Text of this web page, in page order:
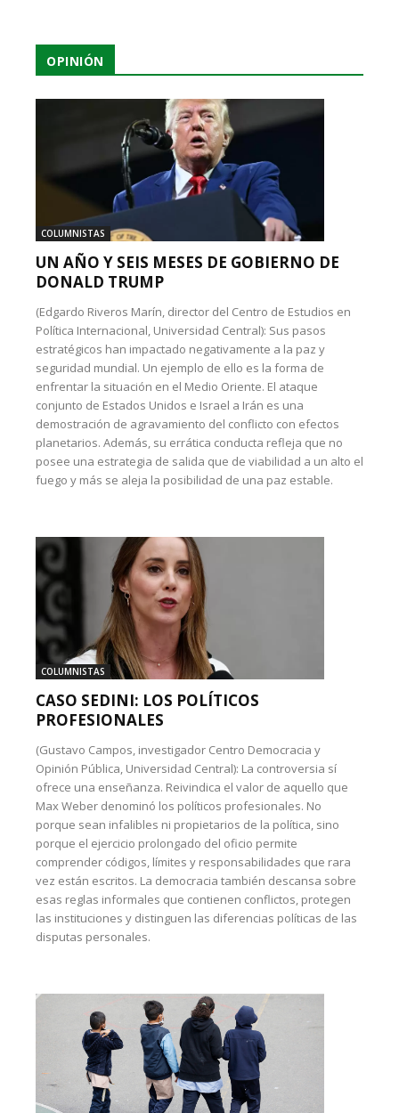
OPINIÓN
COLUMNISTAS
UN AÑO Y SEIS MESES DE GOBIERNO DE
DONALD TRUMP
(Edgardo Riveros Marín, director del Centro de Estudios en
Política Internacional, Universidad Central): Sus pasos
estratégicos han impactado negativamente a la paz y
seguridad mundial. Un ejemplo de ello es la forma de
enfrentar la situación en el Medio Oriente. El ataque
conjunto de Estados Unidos e Israel a Irán es una
demostración de agravamiento del conflicto con efectos
planetarios. Además, su errática conducta refleja que no
posee una estrategia de salida que de viabilidad a un alto el
fuego y más se aleja la posibilidad de una paz estable.
COLUMNISTAS
CASO SEDINI: LOS POLÍTICOS
PROFESIONALES
(Gustavo Campos, investigador Centro Democracia y
Opinión Pública, Universidad Central): La controversia sí
ofrece una enseñanza. Reivindica el valor de aquello que
Max Weber denominó los políticos profesionales. No
porque sean infalibles ni propietarios de la política, sino
porque el ejercicio prolongado del oficio permite
comprender códigos, límites y responsabilidades que rara
vez están escritos. La democracia también descansa sobre
esas reglas informales que contienen conflictos, protegen
las instituciones y distinguen las diferencias políticas de las
disputas personales.